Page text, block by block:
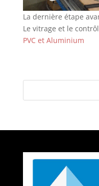
La dernière étape
Le vitrage et le
PVC et Aluminium